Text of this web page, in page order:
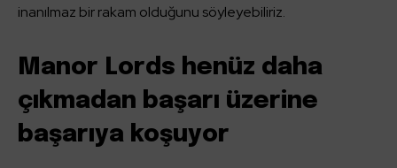
inanılmaz bir rakam olduğunu söyleyebiliriz.
Manor Lords henüz daha
çıkmadan başarı üzerine
başarıya koşuyor